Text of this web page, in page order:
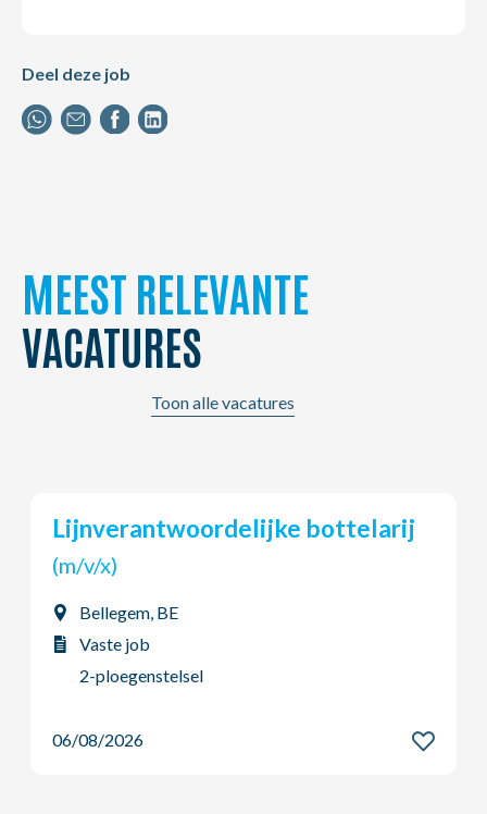
Deel deze job
MEEST RELEVANTE
VACATURES
Toon alle vacatures
Polyvalente toonbankbediende
Vaste job